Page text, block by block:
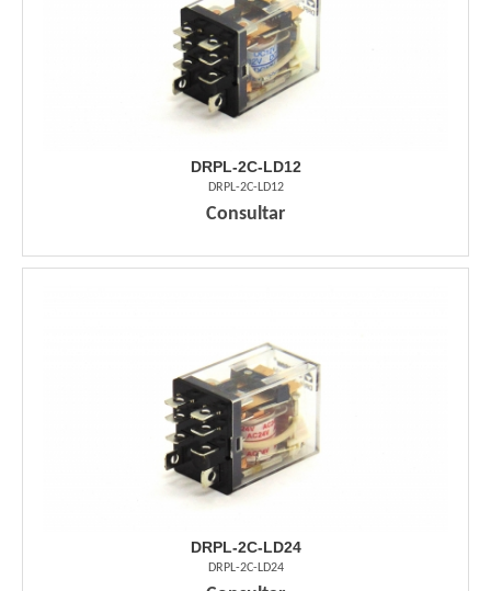
DRPL-2C-LD12
DRPL-2C-LD12
Consultar
DRPL-2C-LD24
DRPL-2C-LD24